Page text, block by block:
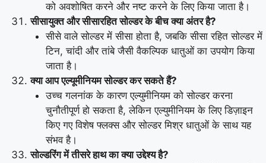
को अवशोषित करने और नष्ट करने के लिए किया जाता है।
सीसायुक्त और सीसारहित सोल्डर के बीच क्या अंतर है?
सीसे वाले सोल्डर में सीसा होता है, जबकि सीसा रहित सोल्डर में
टिन, चांदी और तांबे जैसी वैकल्पिक धातुओं का उपयोग किया
जाता है।
क्या आप एल्यूमीनियम सोल्डर कर सकते हैं?
उच्च गलनांक के कारण एल्युमीनियम को सोल्डर करना
चुनौतीपूर्ण हो सकता है, लेकिन एल्युमीनियम के लिए डिज़ाइन
किए गए विशेष फ्लक्स और सोल्डर मिश्र धातुओं के साथ यह
संभव है।
सोल्डरिंग में तीसरे हाथ का क्या उद्देश्य है?